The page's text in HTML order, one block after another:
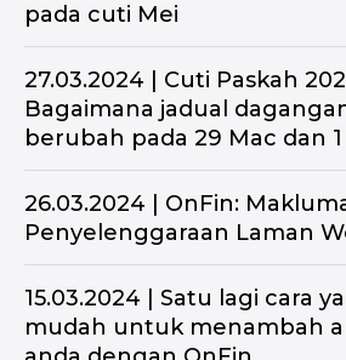
pada cuti Mei
27.03.2024 | Cuti Paskah
Bagaimana jadual
berubah pada 29 Mac dan 1
26.03.2024 | OnFin:
Penyelenggaraan Laman
15.03.2024 | Satu lagi cara
mudah untuk menambah